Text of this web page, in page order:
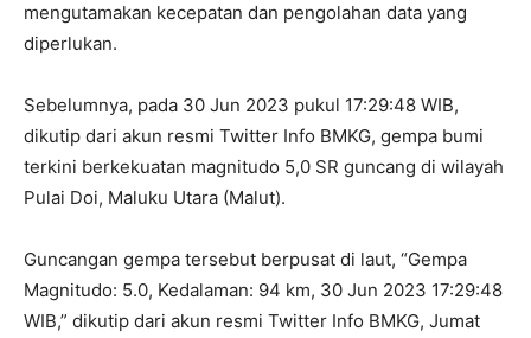
mengutamakan kecepatan dan pengolahan data yang
diperlukan.
Sebelumnya, pada 30 Jun 2023 pukul 17:29:48 WIB,
dikutip dari akun resmi Twitter Info BMKG, gempa bumi
terkini berkekuatan magnitudo 5,0 SR guncang di wilayah
Pulai Doi, Maluku Utara (Malut).
Guncangan gempa tersebut berpusat di laut, “Gempa
Magnitudo: 5.0, Kedalaman: 94 km, 30 Jun 2023 17:29:48
WIB,” dikutip dari akun resmi Twitter Info BMKG, Jumat